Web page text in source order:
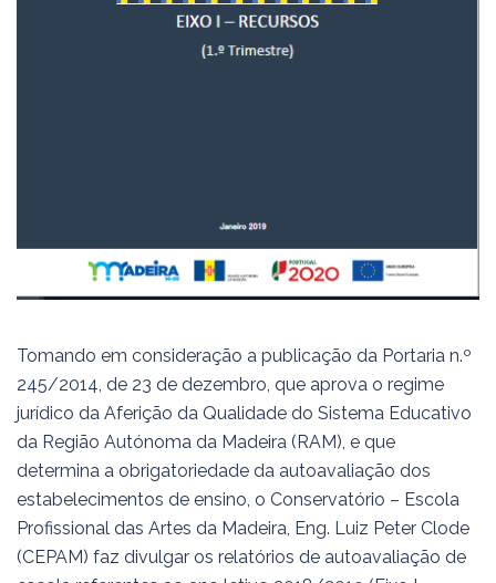
Tomando em consideração a publicação da Portaria n.º
245/2014, de 23 de dezembro, que aprova o regime
jurídico da Aferição da Qualidade do Sistema Educativo
da Região Autónoma da Madeira (RAM), e que
determina a obrigatoriedade da autoavaliação dos
estabelecimentos de ensino, o Conservatório – Escola
Profissional das Artes da Madeira, Eng. Luiz Peter Clode
(CEPAM) faz divulgar os relatórios de autoavaliação de